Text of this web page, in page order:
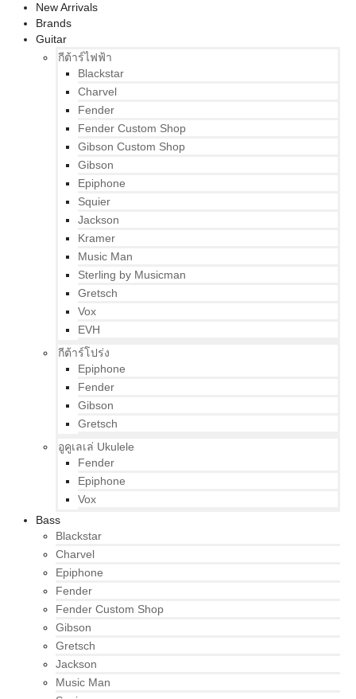
New Arrivals
Brands
Guitar
กีต้าร์ไฟฟ้า
Blackstar
Charvel
Fender
Fender Custom Shop
Gibson Custom Shop
Gibson
Epiphone
Squier
Jackson
Kramer
Music Man
Sterling by Musicman
Gretsch
Vox
EVH
กีต้าร์โปร่ง
Epiphone
Fender
Gibson
Gretsch
อูคูเลเล่ Ukulele
Fender
Epiphone
Vox
Bass
Blackstar
Charvel
Epiphone
Fender
Fender Custom Shop
Gibson
Gretsch
Jackson
Music Man